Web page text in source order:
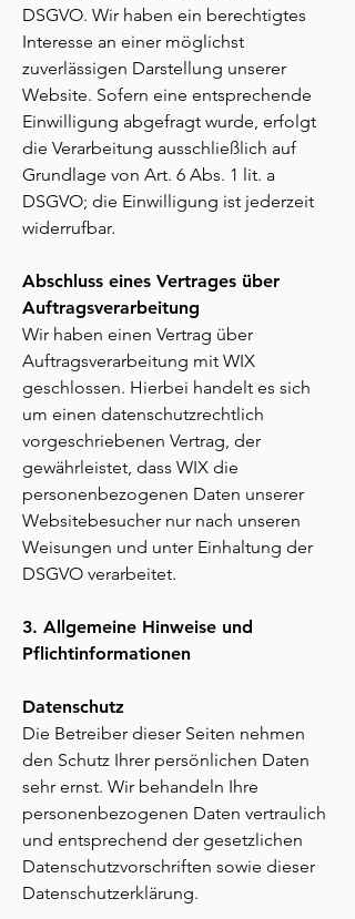
DSGVO. Wir haben ein berechtigtes
Interesse an einer möglichst
zuverlässigen Darstellung unserer
Website. Sofern eine entsprechende
Einwilligung abgefragt wurde, erfolgt
die Verarbeitung ausschließlich auf
Grundlage von Art. 6 Abs. 1 lit. a
DSGVO; die Einwilligung ist jederzeit
widerrufbar.
Abschluss eines Vertrages über
Auftragsverarbeitung
Wir haben einen Vertrag über
Auftragsverarbeitung mit WIX
geschlossen. Hierbei handelt es sich
um einen datenschutzrechtlich
vorgeschriebenen Vertrag, der
gewährleistet, dass WIX die
personenbezogenen Daten unserer
Websitebesucher nur nach unseren
Weisungen und unter Einhaltung der
DSGVO verarbeitet.
3. Allgemeine Hinweise und
Pflichtinformationen
Datenschutz
Die Betreiber dieser Seiten nehmen
den Schutz Ihrer persönlichen Daten
sehr ernst. Wir behandeln Ihre
personenbezogenen Daten vertraulich
und entsprechend der gesetzlichen
Datenschutzvorschriften sowie dieser
Datenschutzerklärung.